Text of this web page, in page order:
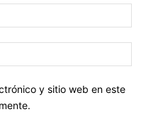
y sitio web en este